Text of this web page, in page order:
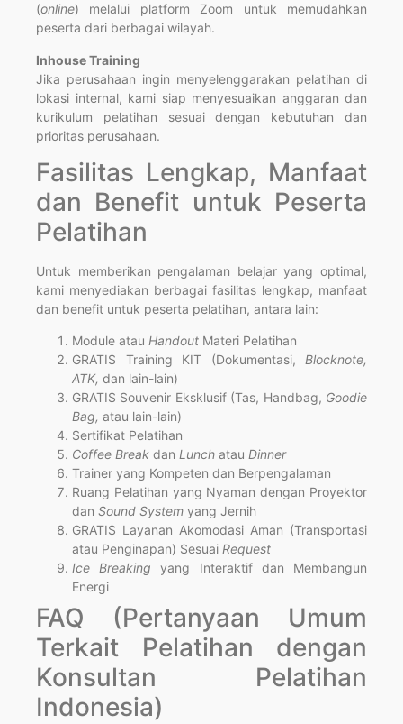
(online) melalui platform Zoom untuk memudahkan
peserta dari berbagai wilayah.
Inhouse Training
Jika perusahaan ingin menyelenggarakan pelatihan di
lokasi internal, kami siap menyesuaikan anggaran dan
kurikulum pelatihan sesuai dengan kebutuhan dan
prioritas perusahaan.
Fasilitas Lengkap, Manfaat
dan Benefit untuk Peserta
Pelatihan
Untuk memberikan pengalaman belajar yang optimal,
kami menyediakan berbagai fasilitas lengkap, manfaat
dan benefit untuk peserta pelatihan, antara lain:
Module atau Handout Materi Pelatihan
GRATIS Training KIT (Dokumentasi, Blocknote,
ATK, dan lain-lain)
GRATIS Souvenir Eksklusif (Tas, Handbag, Goodie
Bag, atau lain-lain)
Sertifikat Pelatihan
Coffee Break dan Lunch atau Dinner
Trainer yang Kompeten dan Berpengalaman
Ruang Pelatihan yang Nyaman dengan Proyektor
dan Sound System yang Jernih
GRATIS Layanan Akomodasi Aman (Transportasi
atau Penginapan) Sesuai Request
Ice Breaking yang Interaktif dan Membangun
Energi
FAQ (Pertanyaan Umum
Terkait Pelatihan dengan
Konsultan Pelatihan
Indonesia)